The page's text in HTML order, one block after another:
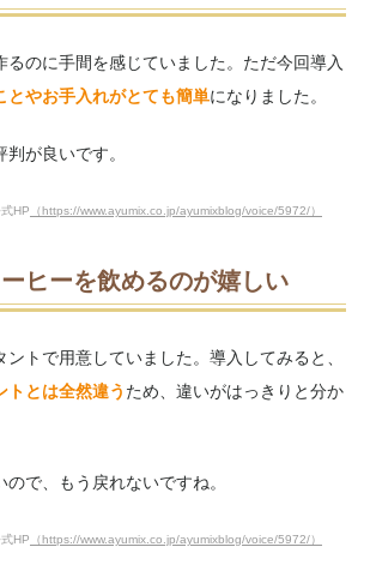
るのに手間を感じていました。ただ今回導入
とやお手入れがとても簡単になりました。
が良いです。
HP （https://www.ayumix.co.jp/ayumixblog/voice/5972/）
ヒーを飲めるのが嬉しい
ントで用意していました。導入してみると、
トとは全然違う ため、違いがはっきりと分か
で、もう戻れないですね。
HP （https://www.ayumix.co.jp/ayumixblog/voice/5972/）